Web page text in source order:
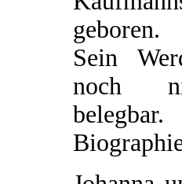
geboren.
Sein
noch
belegbar.